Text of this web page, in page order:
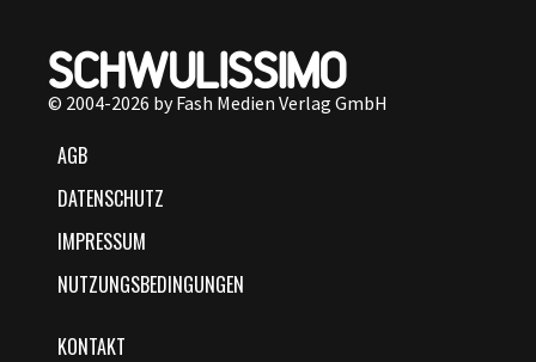
© 2004-2026 by Fash Medien Verlag GmbH
AGB
DATENSCHUTZ
IMPRESSUM
NUTZUNGSBEDINGUNGEN
KONTAKT